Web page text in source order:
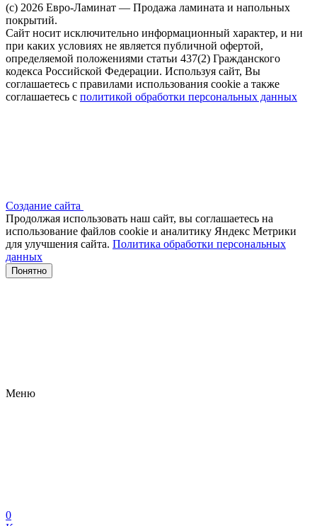
(c) 2026 Евро-Ламинат — Продажа ламината и напольных
покрытий.
Сайт носит исключительно информационный характер, и ни
при каких условиях не является публичной офертой,
определяемой положениями статьи 437(2) Гражданского
кодекса Российской Федерации. Используя сайт, Вы
соглашаетесь с правилами использования cookie а также
соглашаетесь с политикой обработки персональных данных
Создание сайта
Продолжая использовать наш сайт, вы соглашаетесь на
использование файлов сооkіе и аналитику Яндекс Метрики
для улучшения сайта. Политика обработки персональных
данных
Понятно
Меню
0